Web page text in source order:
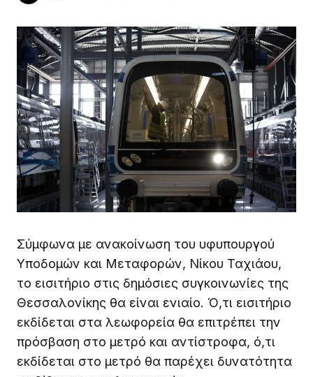
Σύμφωνα με ανακοίνωση του υφυπουργού
Υποδομών και Μεταφορών, Νίκου Ταχιάου,
το εισιτήριο στις δημόσιες συγκοινωνίες της
Θεσσαλονίκης θα είναι ενιαίο. Ό,τι εισιτήριο
εκδίδεται στα λεωφορεία θα επιτρέπει την
πρόσβαση στο μετρό και αντίστροφα, ό,τι
εκδίδεται στο μετρό θα παρέχει δυνατότητα